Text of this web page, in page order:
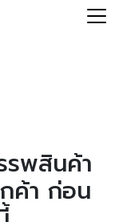
รพสินค้า
ค้า ก่อน